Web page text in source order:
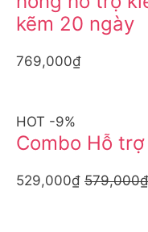
kẽm 20 ngày
769,000₫
HOT -9%
Combo Hỗ
529,000₫ 579,000₫